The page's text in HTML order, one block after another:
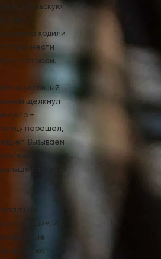
в сельскую
в наряд ходили
стали нести
– втроём.
условный
щёлкнул
дело –
перешел,
Вызываем
вахту
старшим. И
даже